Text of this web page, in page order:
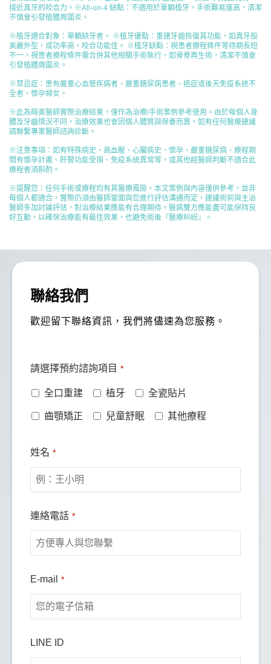
接近真牙的咬合力。※All-on-4 缺點：不適用於單顆植牙，手術難易度高，清潔
不慎會引發植體周圍炎。
※植牙適合對象​：單顆缺牙者。 ※植牙優點：重建牙齒恢復其功能，如真牙般
美麗外型，成功率高，咬合功能佳。 ※植牙缺點：視患者療程條件等待期長短
不一，視患者療程條件需合併其他相關手術執行，如骨脊再生術，清潔不慎會
引發植體周圍炎。
※禁忌症：患有嚴重心血管疾病者、嚴重糖尿病患者、癌症或後天免疫系統不
全者、懷孕婦女。
※此為蒔美醫師實際治療結果，僅作為治療/手術案例參考使用。由於每個人身
體及牙齒情況不同，治療效果也會因個人體質與保養而異，如有任何醫療建議
請聯繫專業醫師諮詢診斷。
※注意事項：如有特殊病史、高血壓、心臟病史、懷孕、嚴重糖尿病、療程期
間有懷孕計畫、肝腎功能受損、免疫系統異常等，或其他經醫師判斷不適合此
療程者須斟酌。
※提醒您：任何手術或療程均有其醫療風險，本文案例與內容僅供參考，並非
每個人都適合，實際仍須由醫師當面與您進行評估溝通而定，建議術前與主治
醫師多加討論評估，對治療結果應能有合理期待。醫病雙方應能盡可能保持良
好互動，以確保治療能有最佳效果，也避免術後『醫療糾紛』。
聯絡我們
歡迎留下聯絡資訊，我們將儘速為您服務。
請選擇預約諮詢項目 *
全口重建 植牙 全瓷貼片
齒顎矯正 兒童舒眠 其他療程
姓名 *
連絡電話 *
E-mail *
LINE ID